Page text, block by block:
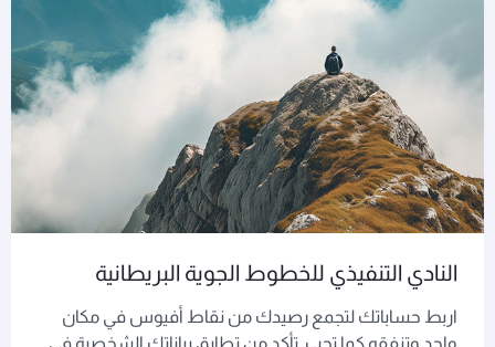
النادي التنفيذي للخطوط الجوية البريطانية
اربط حساباتك لتجمع رصيدك من نقاط أفيوس في مكان
واحد وتنفقه كما تحب. تأكد من تطابق بياناتك الشخصية في